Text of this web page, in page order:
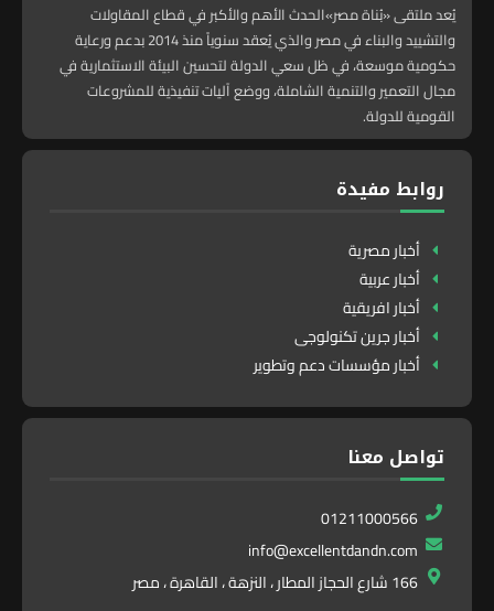
يُعد ملتقى «بُناة مصر»الحدث الأهم والأكبر في قطاع المقاولات
والتشييد والبناء في مصر والذي يُعقد سنوياً منذ 2014 بدعم ورعاية
حكومية موسعة، في ظل سعي الدولة لتحسين البيئة الاستثمارية في
مجال التعمير والتنمية الشاملة، ووضع آليات تنفيذية للمشروعات
القومية للدولة.
روابط مفيدة
أخبار مصرية
أخبار عربية
أخبار افريقية
أخبار جرين تكنولوجى
أخبار مؤسسات دعم وتطوير
تواصل معنا
01211000566
info@excellentdandn.com
166 شارع الحجاز المطار ، النزهة ، القاهرة ، مصر